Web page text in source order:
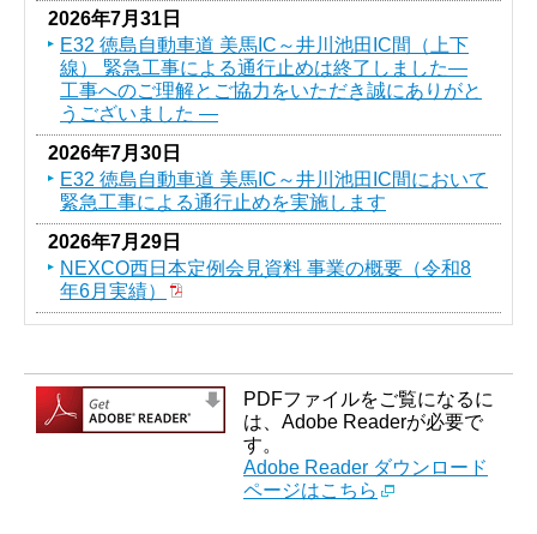
2026年7月31日
E32 徳島自動車道 美馬IC～井川池田IC間（上下
線） 緊急工事による通行止めは終了しました―
工事へのご理解とご協力をいただき誠にありがと
うございました ―
2026年7月30日
E32 徳島自動車道 美馬IC～井川池田IC間において
緊急工事による通行止めを実施します
2026年7月29日
NEXCO西日本定例会見資料 事業の概要（令和8
年6月実績）
PDFファイルをご覧になるに
は、Adobe Readerが必要で
す。
Adobe Reader ダウンロード
ページはこちら